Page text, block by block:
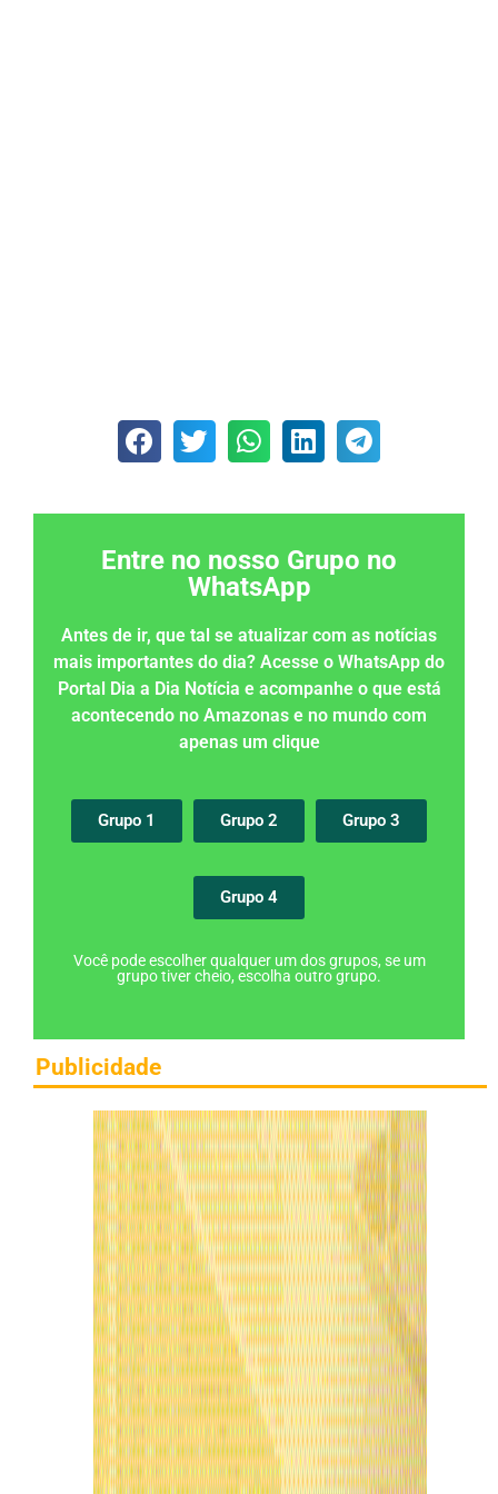
Entre no nosso Grupo no
WhatsApp
Antes de ir, que tal se atualizar com as notícias
mais importantes do dia? Acesse o WhatsApp do
Portal Dia a Dia Notícia e acompanhe o que está
acontecendo no Amazonas e no mundo com
apenas um clique
Grupo 1 Grupo 2 Grupo 3
Grupo 4
Você pode escolher qualquer um dos grupos, se um
grupo tiver cheio, escolha outro grupo.
Publicidade